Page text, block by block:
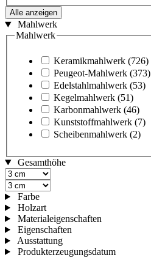
Alle anzeigen
Mahlwerk
Mahlwerk
Keramikmahlwerk (726)
Peugeot-Mahlwerk (373)
Edelstahlmahlwerk (53)
Kegelmahlwerk (51)
Karbonmahlwerk (46)
Kunststoffmahlwerk (7)
Scheibenmahlwerk (2)
Gesamthöhe
Farbe
Holzart
Materialeigenschaften
Eigenschaften
Ausstattung
Produkterzeugungsdatum